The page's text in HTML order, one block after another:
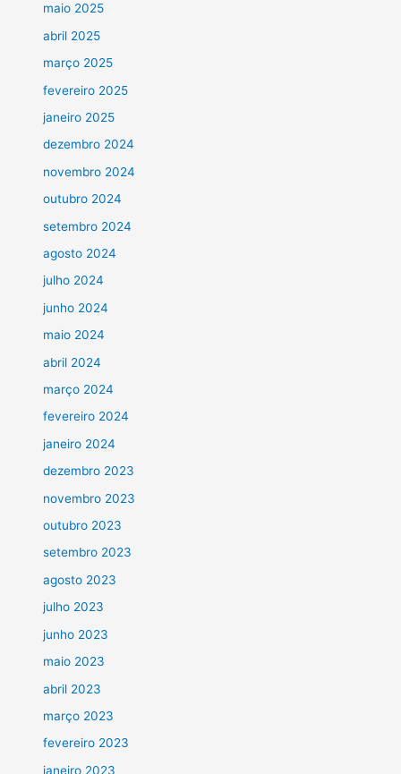
maio 2025
abril 2025
março 2025
fevereiro 2025
janeiro 2025
dezembro 2024
novembro 2024
outubro 2024
setembro 2024
agosto 2024
julho 2024
junho 2024
maio 2024
abril 2024
março 2024
fevereiro 2024
janeiro 2024
dezembro 2023
novembro 2023
outubro 2023
setembro 2023
agosto 2023
julho 2023
junho 2023
maio 2023
abril 2023
março 2023
fevereiro 2023
janeiro 2023